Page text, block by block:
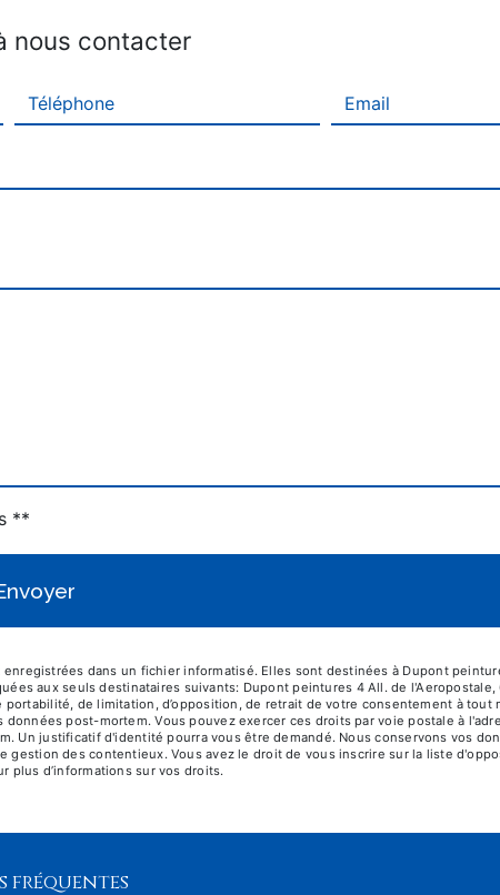
nous contacter
**
dans un fichier informatisé. Elles sont destinées à Dupont
aux seuls destinataires suivants: Dupont peintures 4 All. de l'Aeropostale,
portabilité, de limitation, d’opposition, de retrait de votre consentement à
post-mortem. Vous pouvez exercer ces droits par voie postale à
Un justificatif d'identité pourra vous être demandé. Nous conservons vos
des contentieux. Vous avez le droit de vous inscrire sur la liste
plus d’informations sur vos droits.
fréquentes